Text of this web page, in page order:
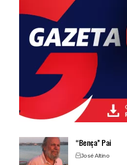
“Bença” Pai
José Altino